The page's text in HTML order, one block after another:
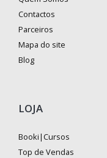
Contactos
Parceiros
Mapa do site
Blog
LOJA
Booki|Cursos
Top de Vendas